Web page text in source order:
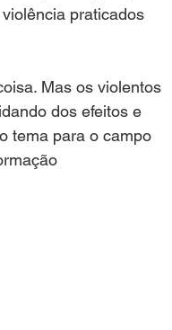
praticados
Mas os violentos
dos efeitos e
tema para o campo